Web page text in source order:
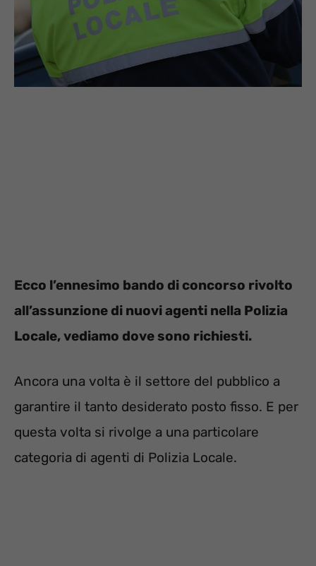
Ecco l’ennesimo bando di concorso rivolto
all’assunzione di nuovi agenti nella Polizia
Locale, vediamo dove sono richiesti.
Ancora una volta è il settore del pubblico a
garantire il tanto desiderato posto fisso. E per
questa volta si rivolge a una particolare
categoria di agenti di Polizia Locale.